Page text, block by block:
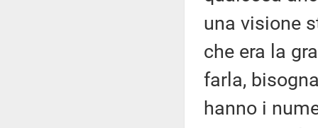
una visione
che era la
farla,
hanno i